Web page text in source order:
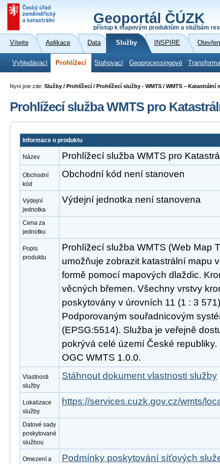
Geoportál ČÚZK
přístup k mapovým produktům a službám
Vítejte Aplikace Data Služby INSPIRE
Vyhledávací Prohlížecí Stahovací Geoprocessingové
Nyní jste zde: Služby / Prohlížecí / Prohlížecí služby - WMTS / WMTS – Katastrální
Prohlížecí služba WMTS pro
Informace o produktu
Název Prohlížecí služba WMTS pro
Obchodní
kód
Obchodní kód není stanoven
Výdejní
jednotka
Výdejní jednotka není stanovena
Cena za
jednotku
Popis
produktu
Prohlížecí služba WMTS (Web Map
umožňuje zobrazit katastrální mapu
formě pomocí mapových dlaždic.
věcných břemen. Všechny vrstvy
poskytovány v úrovních 11 (1 : 3
Podporovaným souřadnicovým
(EPSG:5514). Služba je veřejně
pokrývá celé území České
OGC WMTS 1.0.0.
Vlastnosti
služby
Stáhnout dokument vlastnosti služby
Lokalizace
služby
https://services.cuzk.gov.cz/wmts/
Datové sady
poskytované
službou
Omezení a
Podmínky poskytování síťových